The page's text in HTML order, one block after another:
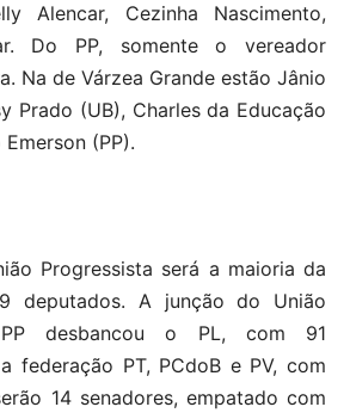
Alencar, Cezinha Nascimento,
Do PP, somente o vereador
Na de Várzea Grande estão Jânio
Prado (UB), Charles da Educação
(PP).
Progressista será a maioria da
deputados. A junção do União
desbancou o PL, com 91
federação PT, PCdoB e PV, com
14 senadores, empatado com